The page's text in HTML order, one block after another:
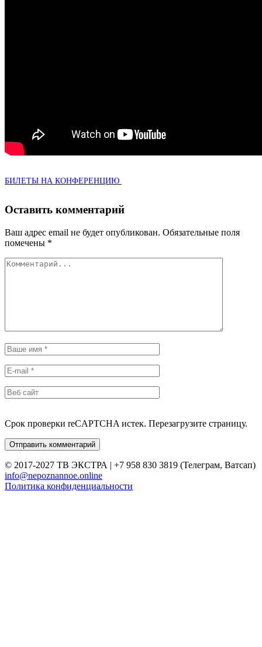
БИЛЕ­ТЫ НА КОНФЕРЕНЦИЮ
Оставить комментарий
Ваш адрес email не будет опубликован. Обязательные поля
помечены *
Срок проверки reCAPTCHA истек. Перезагрузите страницу.
© 2017-2027 ТВ ЭКСТРА | +7 958 830 3819 (Телеграм, Ватсап)
info@nepoznannoe.online
Политика конфиденциальности